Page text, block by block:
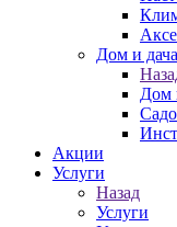
Дом и дача
Дом
Акции
Услуги
Назад
Услуги